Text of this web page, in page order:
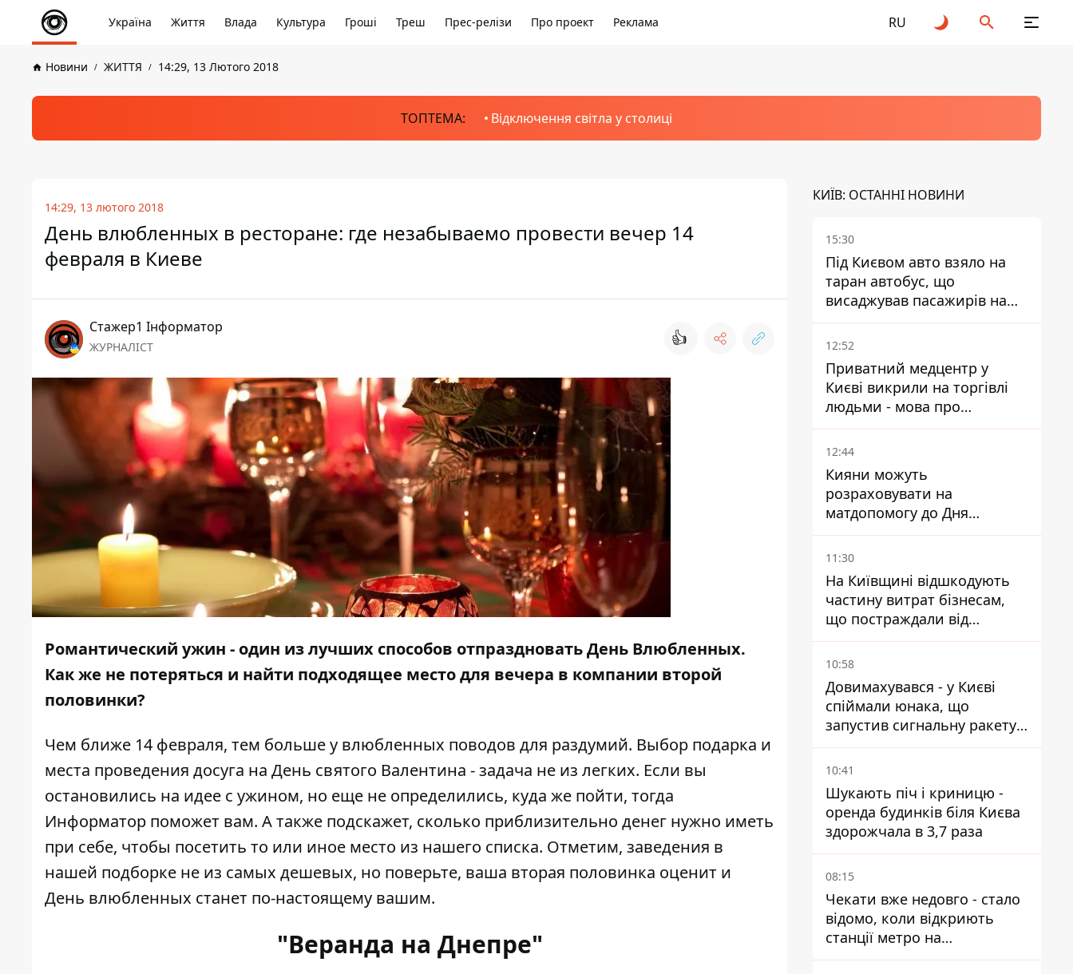
Україна Життя Влада Культура Гроші Треш Прес-релізи Про проект Реклама RU
Новини ЖИТТЯ 14:29, 13 Лютого 2018
ТОПТЕМА: Відключення світла у столиці
14:29, 13 лютого 2018
День влюбленных в ресторане: где незабываемо провести вечер 14
февраля в Киеве
Стажер1 Інформатор
ЖУРНАЛІСТ 👍
Романтический ужин - один из лучших способов отпраздновать День Влюбленных.
Как же не потеряться и найти подходящее место для вечера в компании второй
половинки?
Чем ближе 14 февраля, тем больше у влюбленных поводов для раздумий. Выбор подарка и
места проведения досуга на День святого Валентина - задача не из легких. Если вы
остановились на идее с ужином, но еще не определились, куда же пойти, тогда
Информатор поможет вам. А также подскажет, сколько приблизительно денег нужно иметь
при себе, чтобы посетить то или иное место из нашего списка. Отметим, заведения в
нашей подборке не из самых дешевых, но поверьте, ваша вторая половинка оценит и
День влюбленных станет по-настоящему вашим.
"Веранда на Днепре"
КИЇВ: ОСТАННІ НОВИНИ
15:30
Під Києвом авто взяло на
таран автобус, що
висаджував пасажирів на
зупинці - пасажирка в
лікарні
12:52
Приватний медцентр у
Києві викрили на торгівлі
людьми - мова про
сурогатне материнство
12:44
Кияни можуть
розраховувати на
матдопомогу до Дня
незалежності - кому її
дадуть
11:30
На Київщині відшкодують
частину витрат бізнесам,
що постраждали від
прильотів ракет
10:58
Довимахувався - у Києві
спіймали юнака, що
запустив сигнальну ракету,
аби потішити дівчат
10:41
Шукають піч і криницю -
оренда будинків біля Києва
здорожчала в 3,7 раза
08:15
Чекати вже недовго - стало
відомо, коли відкриють
станції метро на
Виноградарі